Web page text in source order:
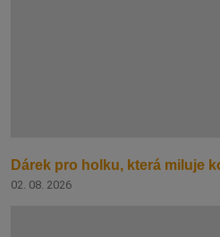
Dárek pro holku, která miluje
02. 08. 2026